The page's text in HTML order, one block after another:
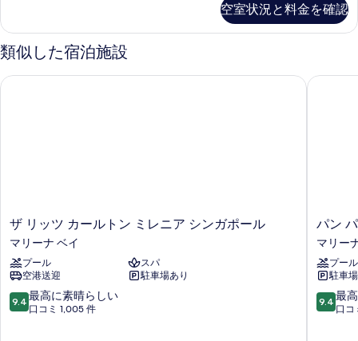
の
写
真
細
ト
シ
ン
グ
の
す
べ
て
の
ス
イ
ー
シ
空室状況と料金を確認
類似した宿泊施設
ザ
リ
ッ
ツ
カ
ー
ル
ザ リッツ カールトン ミレニア シンガポール
マリーナ ベイ
プール
スパ
空港送迎
駐車場あり
10
段
9.4 最高に素晴らしい
口コミ 1,005 件
ザ リッツ カールトン ミレニア シンガポール
パ
ン
パ
シ
フ
ィ
ッ
パン
マリー
プール
駐車
10
段
9.4 最
口コ
パン パ